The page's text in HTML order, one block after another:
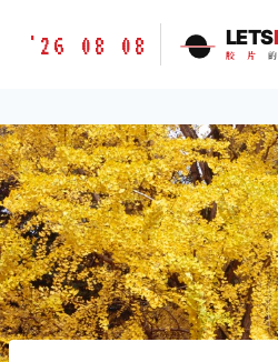
胶
味
道
LETSFILM
'26 08 08 LETS
胶 片 的